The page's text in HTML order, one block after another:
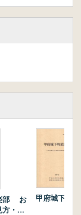
/八代城/臼杵
部 お
方・歩
甲府城下町